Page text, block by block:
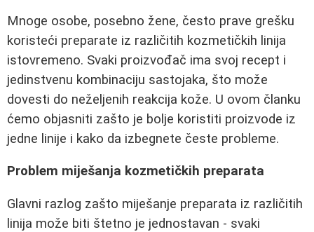
Mnoge osobe, posebno žene, često prave grešku
koristeći preparate iz različitih kozmetičkih linija
istovremeno. Svaki proizvođač ima svoj recept i
jedinstvenu kombinaciju sastojaka, što može
dovesti do neželjenih reakcija kože. U ovom članku
ćemo objasniti zašto je bolje koristiti proizvode iz
jedne linije i kako da izbegnete česte probleme.
Problem miješanja kozmetičkih preparata
Glavni razlog zašto miješanje preparata iz različitih
linija može biti štetno je jednostavan - svaki